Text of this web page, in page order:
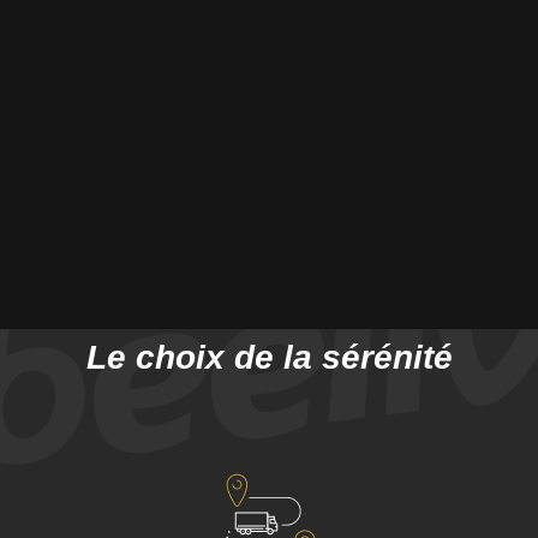
Le choix de la sérénité